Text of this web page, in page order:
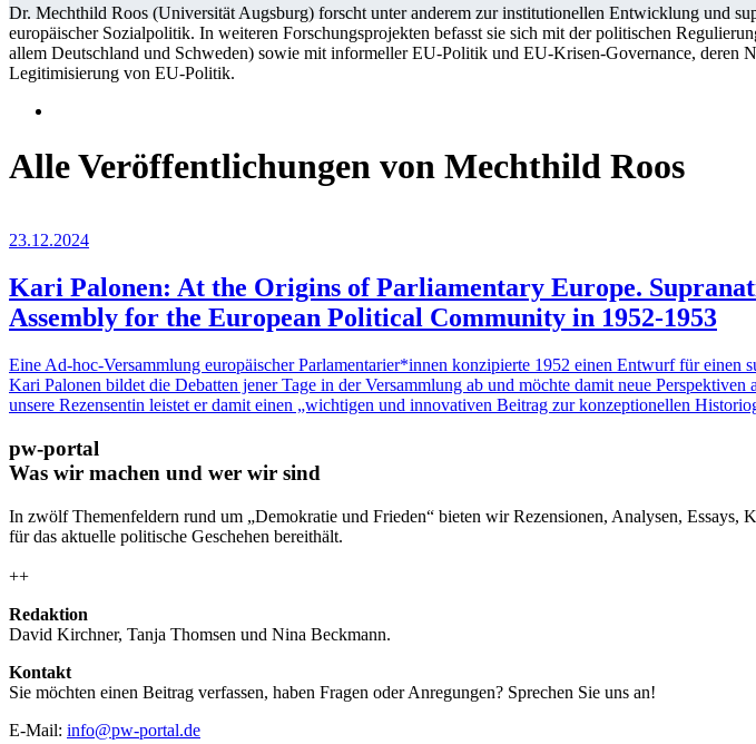
Dr. Mechthild Roos (Universität Augsburg) forscht unter anderem zur institutionellen Entwicklung und
europäischer Sozialpolitik. In weiteren Forschungsprojekten befasst sie sich mit der politischen
allem Deutschland und Schweden) sowie mit informeller EU-Politik und EU-Krisen-Governance, deren
Legitimisierung von EU-Politik.
Alle Veröffentlichungen von Mechthild Roos
23.12.2024
Kari Palonen: At the Origins of Parliamentary Europe.
Assembly for the European Political Community in 1952-1953
Eine Ad-hoc-Versammlung europäischer Parlamentarier*innen konzipierte 1952 einen Entwurf für einen
Kari Palonen bildet die Debatten jener Tage in der Versammlung ab und möchte damit neue
unsere Rezensentin leistet er damit einen „wichtigen und innovativen Beitrag zur konzeptionellen
pw-portal
Was wir machen und wer wir sind
In zwölf Themenfeldern rund um „Demokratie und Frieden“ bieten wir Rezensionen, Analysen,
für das aktuelle politische Geschehen bereithält.
++
Redaktion
David Kirchner, Tanja Thomsen und Nina Beckmann.
Kontakt
Sie möchten einen Beitrag verfassen, haben Fragen oder Anregungen? Sprechen Sie uns an!
E-Mail: info@pw-portal.de